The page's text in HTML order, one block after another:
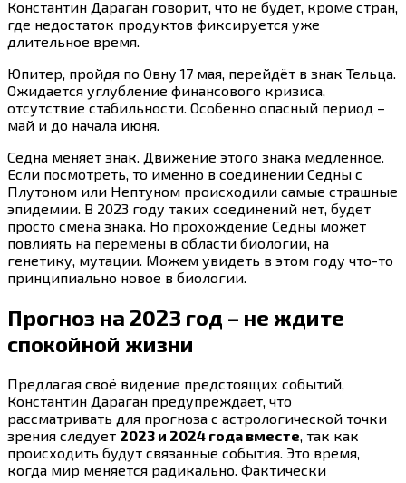
Константин Дараган говорит, что не будет, кроме стран,
где недостаток продуктов фиксируется уже
длительное время.
Юпитер, пройдя по Овну 17 мая, перейдёт в знак Тельца.
Ожидается углубление финансового кризиса,
отсутствие стабильности. Особенно опасный период –
май и до начала июня.
Седна меняет знак. Движение этого знака медленное.
Если посмотреть, то именно в соединении Седны с
Плутоном или Нептуном происходили самые страшные
эпидемии. В 2023 году таких соединений нет, будет
просто смена знака. Но прохождение Седны может
повлиять на перемены в области биологии, на
генетику, мутации. Можем увидеть в этом году что-то
принципиально новое в биологии.
Прогноз на 2023 год – не ждите
спокойной жизни
Предлагая своё видение предстоящих событий,
Константин Дараган предупреждает, что
рассматривать для прогноза с астрологической точки
зрения следует 2023 и 2024 года вместе, так как
происходить будут связанные события. Это время,
когда мир меняется радикально. Фактически